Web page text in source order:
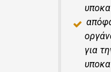
για